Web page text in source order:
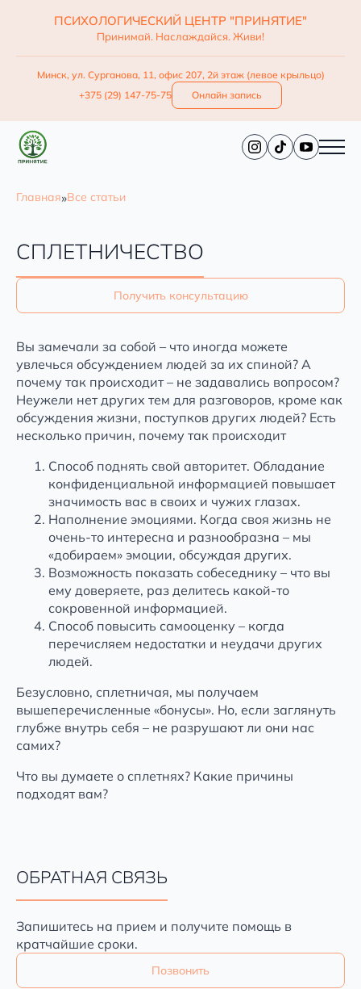
ПСИХОЛОГИЧЕСКИЙ ЦЕНТР "ПРИНЯТИЕ"
Принимай. Наслаждайся. Живи!
Минск, ул. Сурганова, 11, офис 207, 2й этаж (левое крыльцо)
+375 (29) 147-75-75
Онлайн запись
Главная»Все статьи
СПЛЕТНИЧЕСТВО
Получить консультацию
Вы замечали за собой – что иногда можете
увлечься обсуждением людей за их спиной? А
почему так происходит – не задавались вопросом?
Неужели нет других тем для разговоров, кроме как
обсуждения жизни, поступков других людей? Есть
несколько причин, почему так происходит
Способ поднять свой авторитет. Обладание
конфиденциальной информацией повышает
значимость вас в своих и чужих глазах.
Наполнение эмоциями. Когда своя жизнь не
очень-то интересна и разнообразна – мы
«добираем» эмоции, обсуждая других.
Возможность показать собеседнику – что вы
ему доверяете, раз делитесь какой-то
сокровенной информацией.
Способ повысить самооценку – когда
перечисляем недостатки и неудачи других
людей.
Безусловно, сплетничая, мы получаем
вышеперечисленные «бонусы». Но, если заглянуть
глубже внутрь себя – не разрушают ли они нас
самих?
Что вы думаете о сплетнях? Какие причины
подходят вам?
ОБРАТНАЯ СВЯЗЬ
Запишитесь на прием и получите помощь в
кратчайшие сроки.
Позвонить